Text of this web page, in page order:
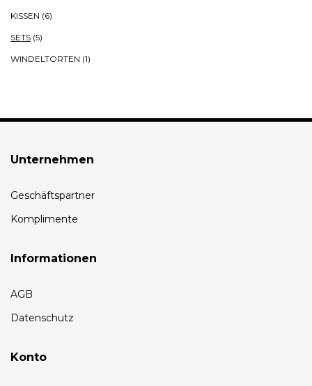
KISSEN (6)
SETS (5)
WINDELTORTEN (1)
Unternehmen
Geschäftspartner
Komplimente
Informationen
AGB
Datenschutz
Konto